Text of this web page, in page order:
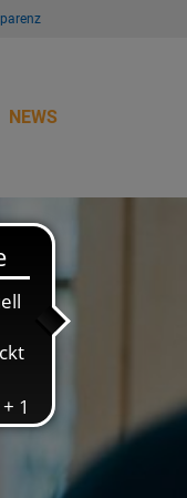
NEWS